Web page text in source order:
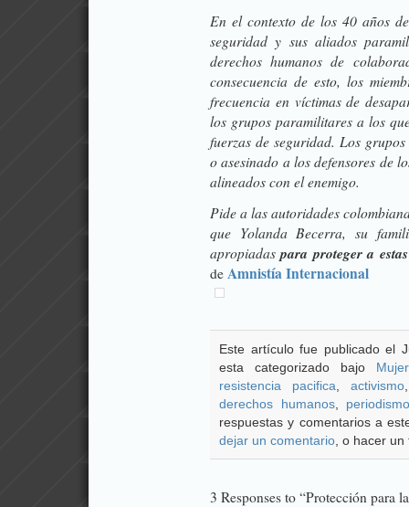
En el contexto de los 40 años
seguridad y sus aliados
derechos humanos de
consecuencia de esto, los
frecuencia en víctimas de
los grupos paramilitares a los
fuerzas de seguridad. Los
o asesinado a los defensores de
alineados con el enemigo.
Pide a las autoridades
que Yolanda Becerra, su
apropiadaspara proteger a
de Amnistía Internacional
Este artículo fue publicado el
esta categorizado bajo
resistencia pacifica
activismo
derechos humanos,
respuestas y comentarios a
dejar un comentario , o hacer
3 Responses to “Protección para